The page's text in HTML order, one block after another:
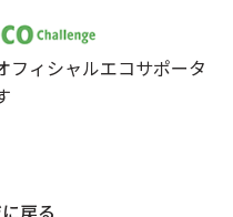
フィシャルエコサポータ
戻る